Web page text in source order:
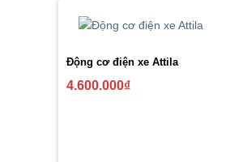
Động cơ điện xe Attila
4.600.000₫